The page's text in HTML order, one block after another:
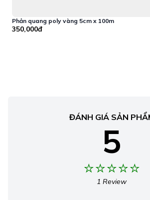
Phản quang poly vàng 5cm x 100m
350,000đ
ĐÁNH GIÁ SẢN
5
1 Review